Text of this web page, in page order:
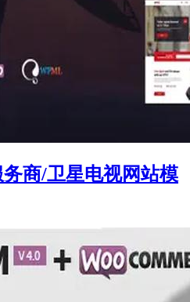
商/卫星电视网站模